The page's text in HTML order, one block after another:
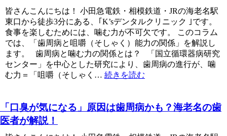
皆さんこんにちは！ 小田急電鉄・相模鉄道・JRの海老名駅
東口から徒歩3分にある、｢K’sデンタルクリニック ｣です。
食事を楽しむためには、噛む力が不可欠です。 このコラム
では、「歯周病と咀嚼（そしゃく）能力の関係」を解説し
ます。 歯周病と噛む力の関係とは？ 「国立循環器病研究
センター」を中心とした研究により、歯周病の進行が、噛
む力＝「咀嚼（そしゃく… 続きを読む
「口臭が気になる」原因は歯周病かも？海老名の歯
医者が解説！